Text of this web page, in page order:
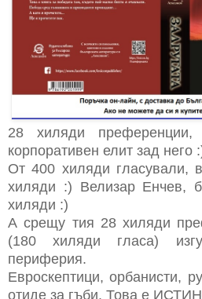
28 хиляди
корпоративен елит зад него
От 400 хиляди гласували,
хиляди :) Велизар Енчев,
хиляди :)
А срещу тия 28 хиляди
(180 хиляди гласа)
периферия.
Евроскептици, орбанисти,
отиде за гъби. Това е